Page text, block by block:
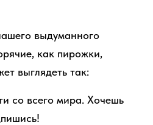
выдуманного
как пирожки,
выглядеть так:
со всего мира. Хочешь